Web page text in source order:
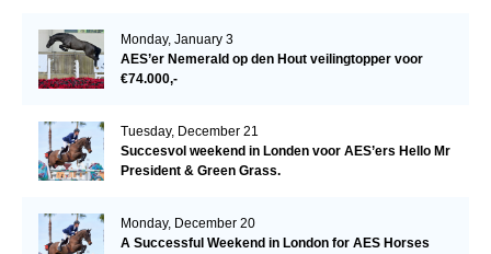
Monday, January 3
AES’er Nemerald op den Hout veilingtopper voor
€74.000,-
Tuesday, December 21
Succesvol weekend in Londen voor AES’ers Hello Mr
President & Green Grass.
Monday, December 20
A Successful Weekend in London for AES Horses